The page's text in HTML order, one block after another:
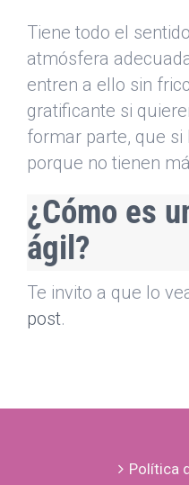
Tiene todo el
atmósfera
entren a ello sin
gratificante si
formar parte, que
porque no tienen
¿Cómo es
ágil?
Te invito a que lo
post.
Política